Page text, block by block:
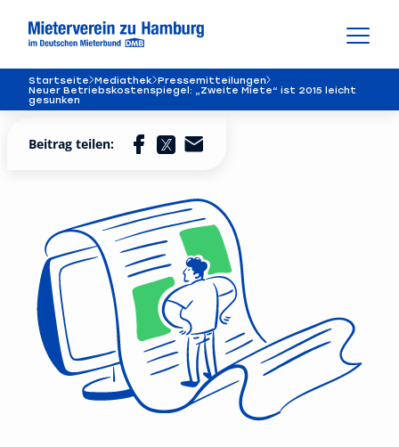
Startseite Mediathek Pressemitteilungen
Neuer Betriebskostenspiegel: „Zweite Miete“ ist 2015 leicht
gesunken
Beitrag teilen: